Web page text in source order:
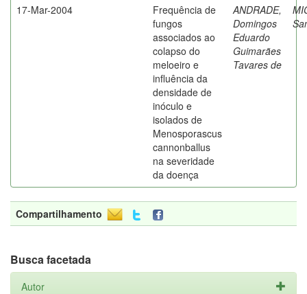
17-Mar-2004
Frequência de
fungos
associados ao
colapso do
meloeiro e
influência da
densidade de
inóculo e
isolados de
Menosporascus
cannonballus
na severidade
da doença
ANDRADE,
Domingos
Eduardo
Guimarães
Tavares de
Compartilhamento
Busca facetada
Autor